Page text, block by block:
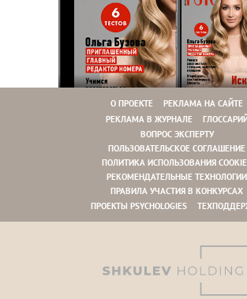
О ПРОЕКТЕ
РЕКЛАМА НА САЙТЕ
РЕКЛАМА В ЖУРНАЛЕ
ВОПРОС ЭКСПЕРТУ
ПОЛЬЗОВАТЕЛЬСКОЕ СОГЛАШЕНИЕ
ПОЛИТИКА ИСПОЛЬЗОВАНИЯ
РЕКОМЕНДАТЕЛЬНЫЕ ТЕХНОЛОГИИ
ПРАВИЛА УЧАСТИЯ В КОНКУРСАХ
ПРОЕКТЫ PSYCHOLOGIES